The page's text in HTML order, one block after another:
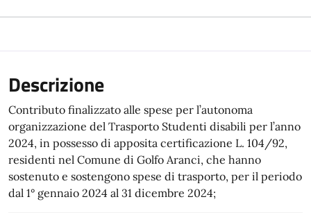
Descrizione
Contributo finalizzato alle spese per l’autonoma
organizzazione del Trasporto Studenti disabili per l’anno
2024, in possesso di apposita certificazione L. 104/92,
residenti nel Comune di Golfo Aranci, che hanno
sostenuto e sostengono spese di trasporto, per il periodo
dal 1° gennaio 2024 al 31 dicembre 2024;